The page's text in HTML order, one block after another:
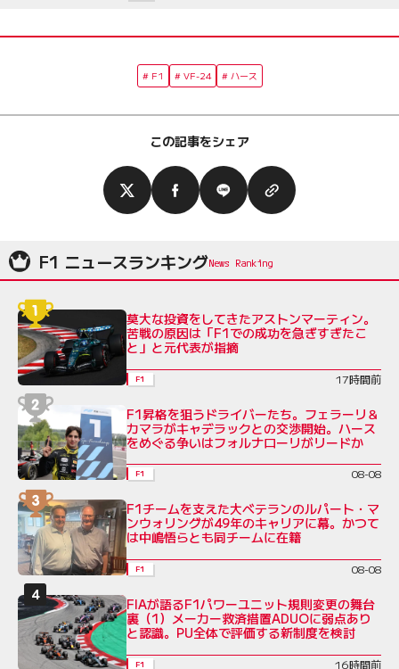
F1 VF-24 ハース
この記事をシェア
F1 ニュースランキング
莫大な投資をしてきたアストンマーティン。
苦戦の原因は「F1での成功を急ぎすぎたこ
と」と元代表が指摘
F1 17時間前
F1昇格を狙うドライバーたち。フェラーリ＆
カマラがキャデラックとの交渉開始。ハース
をめぐる争いはフォルナローリがリードか
F1 08-08
F1チームを支えた大ベテランのルパート・マ
ンウォリングが49年のキャリアに幕。かつて
は中嶋悟らとも同チームに在籍
F1 08-08
FIAが語るF1パワーユニット規則変更の舞台
裏（1）メーカー救済措置ADUOに弱点あり
と認識。PU全体で評価する新制度を検討
F1 16時間前